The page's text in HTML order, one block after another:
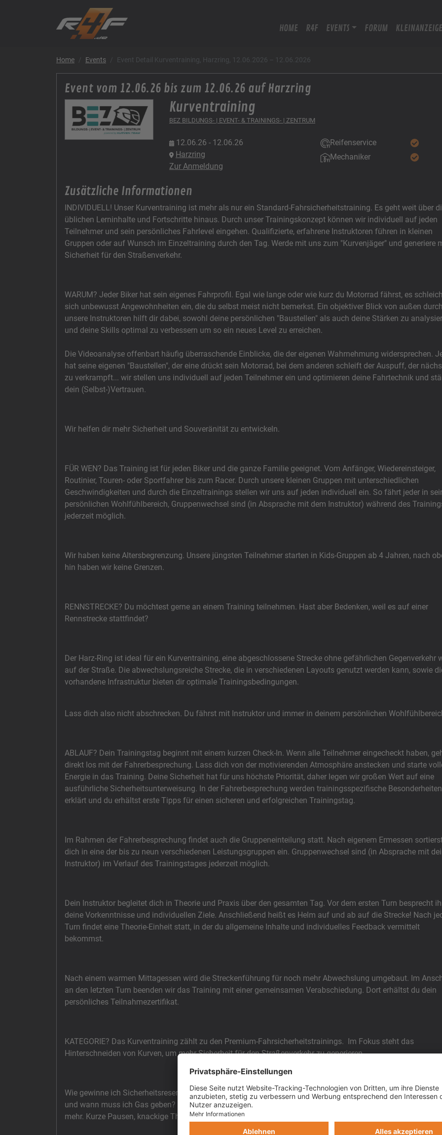
HOME R4F EVENTS FORUM
Home Events Event Detail Kurventraining, Harzring, 12.06.2026 – 12.06.2026
Event vom 12.06.26 bis zum 12.06.26 auf Harzring
Kurventraining
BEZ BILDUNGS- | EVENT- & TRAININGS- | ZENTRUM
12.06.26 - 12.06.26
Harzring
Zur Anmeldung
Reifenservice
Mechaniker
Zusätzliche Informationen
INDIVIDUELL! Unser Kurventraining ist mehr als nur ein Standard-Fahrsicherheitstraining. Es geht weit über
üblichen Lerninhalte und Fortschritte hinaus. Durch unser Trainingskonzept können wir individuell auf jeden
Teilnehmer und sein persönliches Fahrlevel eingehen. Qualifizierte, erfahrene Instruktoren führen in kleinen
Gruppen oder auf Wunsch im Einzeltraining durch den Tag. Werde mit uns zum "Kurvenjäger" und generiere
Sicherheit für den Straßenverkehr.
WARUM? Jeder Biker hat sein eigenes Fahrprofil. Egal wie lange oder wie kurz du Motorrad fährst, es
sich unbewusst Angewohnheiten ein, die du selbst meist nicht bemerkst. Ein objektiver Blick von außen durch
unsere Instruktoren hilft dir dabei, sowohl deine persönlichen "Baustellen" als auch deine Stärken zu
und deine Skills optimal zu verbessern um so ein neues Level zu erreichen.
Die Videoanalyse offenbart häufig überraschende Einblicke, die der eigenen Wahrnehmung widersprechen.
hat seine eigenen "Baustellen", der eine drückt sein Motorrad, bei dem anderen schleift der Auspuff, der
zu verkrampft... wir stellen uns individuell auf jeden Teilnehmer ein und optimieren deine Fahrtechnik und
dein (Selbst-)Vertrauen.
Wir helfen dir mehr Sicherheit und Souveränität zu entwickeln.
FÜR WEN? Das Training ist für jeden Biker und die ganze Familie geeignet. Vom Anfänger, Wiedereinsteiger,
Routinier, Touren- oder Sportfahrer bis zum Racer. Durch unsere kleinen Gruppen mit unterschiedlichen
Geschwindigkeiten und durch die Einzeltrainings stellen wir uns auf jeden individuell ein. So fährt jeder in
persönlichen Wohlfühlbereich, Gruppenwechsel sind (in Absprache mit dem Instruktor) während des
jederzeit möglich.
Wir haben keine Altersbegrenzung. Unsere jüngsten Teilnehmer starten in Kids-Gruppen ab 4 Jahren, nach
hin haben wir keine Grenzen.
RENNSTRECKE? Du möchtest gerne an einem Training teilnehmen. Hast aber Bedenken, weil es auf einer
Rennstrecke stattfindet?
Der Harz-Ring ist ideal für ein Kurventraining, eine abgeschlossene Strecke ohne gefährlichen Gegenverkehr
auf der Straße. Die abwechslungsreiche Strecke, die in verschiedenen Layouts genutzt werden kann, sowie
vorhandene Infrastruktur bieten dir optimale Trainingsbedingungen.
Lass dich also nicht abschrecken. Du fährst mit Instruktor und immer in deinem persönlichen
ABLAUF? Dein Trainingstag beginnt mit einem kurzen Check-In. Wenn alle Teilnehmer eingecheckt haben,
direkt los mit der Fahrerbesprechung. Lass dich von der motivierenden Atmosphäre anstecken und starte
Energie in das Training. Deine Sicherheit hat für uns höchste Priorität, daher legen wir großen Wert auf eine
ausführliche Sicherheitsunterweisung. In der Fahrerbesprechung werden trainingsspezifische Besonderheiten
erklärt und du erhältst erste Tipps für einen sicheren und erfolgreichen Trainingstag.
Im Rahmen der Fahrerbesprechung findet auch die Gruppeneinteilung statt. Nach eigenem Ermessen
dich in eine der bis zu neun verschiedenen Leistungsgruppen ein. Gruppenwechsel sind (in Absprache mit
Instruktor) im Verlauf des Trainingstages jederzeit möglich.
Dein Instruktor begleitet dich in Theorie und Praxis über den gesamten Tag. Vor dem ersten Turn besprecht
deine Vorkenntnisse und individuellen Ziele. Anschließend heißt es Helm auf und ab auf die Strecke! Nach
Turn findet eine Theorie-Einheit statt, in der du allgemeine Inhalte und individuelles Feedback vermittelt
bekommst.
Nach einem warmen Mittagessen wird die Streckenführung für noch mehr Abwechslung umgebaut. Im
an den letzten Turn beenden wir das Training mit einer gemeinsamen Verabschiedung. Dort erhältst du dein
persönliches Teilnahmezertifikat.
KATEGORIE? Das Kurventraining zählt zu den Premium-Fahrsicherheitstrainings. Im Fokus steht das
Hinterschneiden von Kurven, um mehr Sicherheit für den Straßenverkehr zu generieren.
Wie gewinne ich Sicherheitsreserven? Was, wenn der Gegenverkehr die Kurve schneidet? Wie bremse ich
und wann muss ich Gas geben? Wir sprechen über Fahrphysik, Fahrtechnik, Sitzposition, Lenkimpuls und
mehr. Kurze Pausen, knackige Theorie und viel Fahrpraxis für direktes Umsetzen der Lerninhalte.